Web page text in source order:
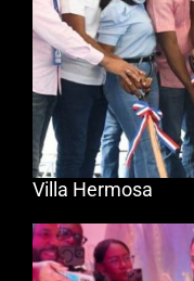
Villa Hermosa